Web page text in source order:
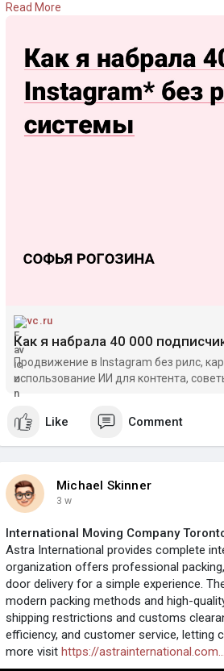
танцевала под популярную музыку.
сохраняя при этом свое личное
«Это просто спасение для всех
Рост начался практически сразу
Подробнее по ссылке:
Read More
vc.ru
Продвижение в Instagram без рилс,
использование ИИ для контента,
Like Comment
Michael Skinner
3 w
International Moving Company
Astra International provides complete
organization offers professional
door delivery for a simple experience.
modern packing methods and high-
shipping restrictions and customs
efficiency, and customer service, letting
more visit https://